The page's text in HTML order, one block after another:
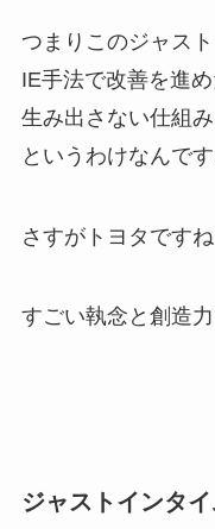
つまりこのジャス
IE手法で改善を進
生み出さない仕組
というわけなんで
さすがトヨタですね
すごい執念と創造
ジャストインタ